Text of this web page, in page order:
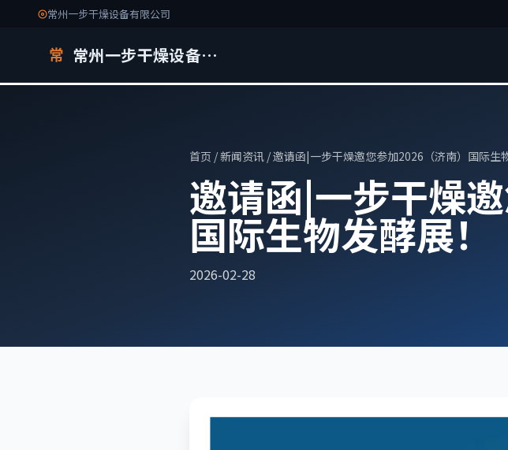
常州一步干燥设备有限公司
常 常州一步干燥设备有限公司
首页 /新闻资讯 / 邀请函|一步干燥邀您参加2026（济南）国际生
邀请函|一步干燥
国际生物发酵展！
2026-02-28